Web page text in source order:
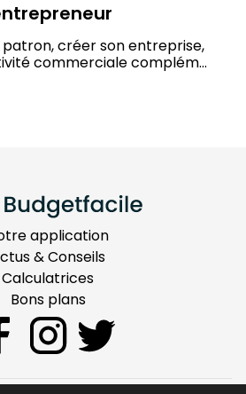
créer son entreprise,
commerciale complém...
application
& Conseils
Calculatrices
Bons plans